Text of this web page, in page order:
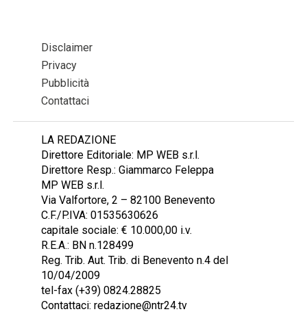
Disclaimer
Privacy
Pubblicità
Contattaci
LA REDAZIONE
Direttore Editoriale: MP WEB s.r.l.
Direttore Resp.: Giammarco Feleppa
MP WEB s.r.l.
Via Valfortore, 2 – 82100 Benevento
C.F./P.IVA: 01535630626
capitale sociale: € 10.000,00 i.v.
R.E.A.: BN n.128499
Reg. Trib. Aut. Trib. di Benevento n.4 del
10/04/2009
tel-fax (+39) 0824.28825
Contattaci: redazione@ntr24.tv